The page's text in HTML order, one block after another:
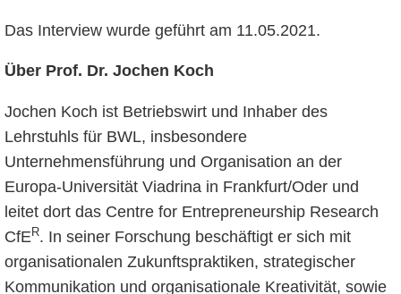
Das Interview wurde geführt am 11.05.2021.
Über Prof. Dr. Jochen Koch
Jochen Koch ist Betriebswirt und Inhaber des
Lehrstuhls für BWL, insbesondere
Unternehmensführung und Organisation an der
Europa-Universität Viadrina in Frankfurt/Oder und
leitet dort das Centre for Entrepreneurship Research
CfE R. In seiner Forschung beschäftigt er sich mit
organisationalen Zukunftspraktiken, strategischer
Kommunikation und organisationale Kreativität, sowie